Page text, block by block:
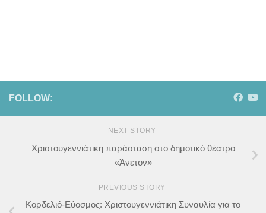
FOLLOW:
NEXT STORY
Χριστουγεννιάτικη παράσταση στο δημοτικό θέατρο
«Άνετον»
PREVIOUS STORY
Κορδελιό-Εύοσμος: Χριστουγεννιάτικη Συναυλία για το